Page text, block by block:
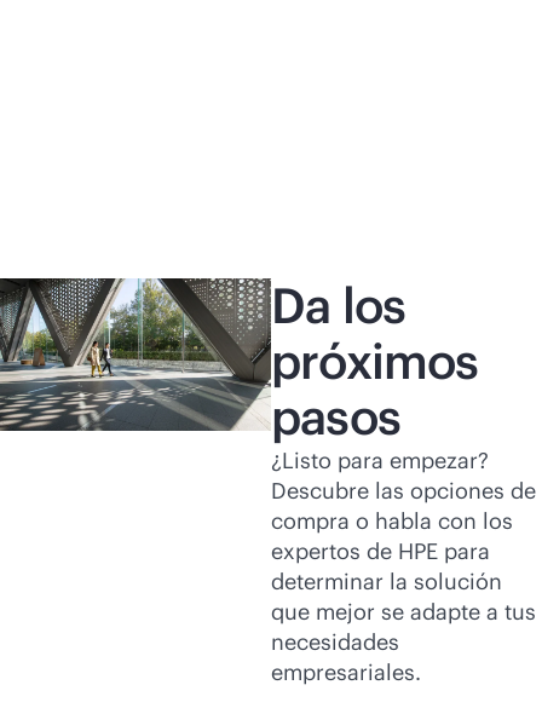
Da los
próximos
pasos
¿Listo para empezar?
Descubre las opciones de
compra o habla con los
expertos de HPE para
determinar la solución
que mejor se adapte a tus
necesidades
empresariales.